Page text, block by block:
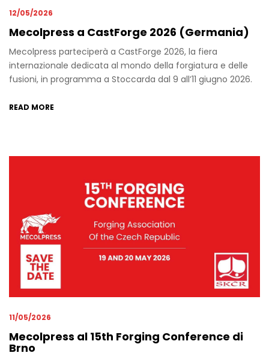
12/05/2026
Mecolpress a CastForge 2026 (Germania)
Mecolpress parteciperà a CastForge 2026, la fiera
internazionale dedicata al mondo della forgiatura e delle
fusioni, in programma a Stoccarda dal 9 all’11 giugno 2026.
nostre soluzioni e tecnologie per la forgiatura a caldo.
READ MORE
11/05/2026
Mecolpress al 15th Forging Conference di
Brno